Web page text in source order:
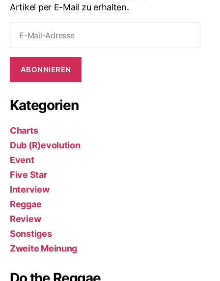
Artikel per E-Mail zu erhalten.
Mail-
ABONNIEREN
Kategorien
Charts
Dub (R)evolution
Event
Five Star
Interview
Reggae
Review
Sonstiges
Zweite Meinung